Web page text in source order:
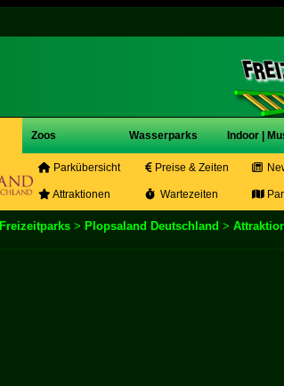
Zoos Wasserparks Indoor |
Parkübersicht Preise & Zeiten
Attraktionen Wartezeiten
Freizeitparks > Plopsaland Deutschland >